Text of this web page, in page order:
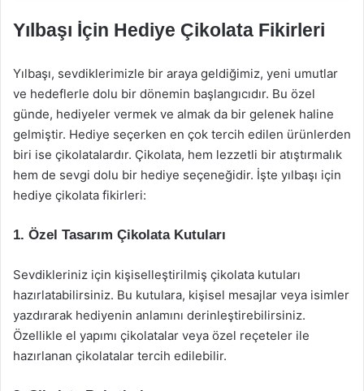
Yılbaşı İçin Hediye Çikolata Fikirleri
Yılbaşı, sevdiklerimizle bir araya geldiğimiz, yeni umutlar
ve hedeflerle dolu bir dönemin başlangıcıdır. Bu özel
günde, hediyeler vermek ve almak da bir gelenek haline
gelmiştir. Hediye seçerken en çok tercih edilen ürünlerden
biri ise çikolatalardır. Çikolata, hem lezzetli bir atıştırmalık
hem de sevgi dolu bir hediye seçeneğidir. İşte yılbaşı için
hediye çikolata fikirleri:
1. Özel Tasarım Çikolata Kutuları
Sevdikleriniz için kişiselleştirilmiş çikolata kutuları
hazırlatabilirsiniz. Bu kutulara, kişisel mesajlar veya isimler
yazdırarak hediyenin anlamını derinleştirebilirsiniz.
Özellikle el yapımı çikolatalar veya özel reçeteler ile
hazırlanan çikolatalar tercih edilebilir.